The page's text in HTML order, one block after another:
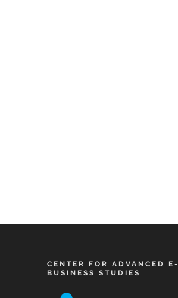
CENTER FOR ADVANCED E-
BUSINESS STUDIES